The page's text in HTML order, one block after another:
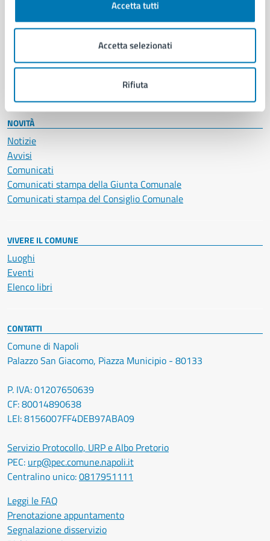
Accetta tutti
Accetta selezionati
Rifiuta
Giustizia e sicurezza pubblica
Salute, benessere e assistenza
Servizi Cimiteriali
NOVITÀ
Notizie
Avvisi
Comunicati
Comunicati stampa della Giunta Comunale
Comunicati stampa del Consiglio Comunale
VIVERE IL COMUNE
Luoghi
Eventi
Elenco libri
CONTATTI
Comune di Napoli
Palazzo San Giacomo, Piazza Municipio - 80133
P. IVA: 01207650639
CF: 80014890638
LEI: 8156007FF4DEB97ABA09
Servizio Protocollo, URP e Albo Pretorio
PEC: urp@pec.comune.napoli.it
Centralino unico:0817951111
Leggi le FAQ
Prenotazione appuntamento
Segnalazione disservizio